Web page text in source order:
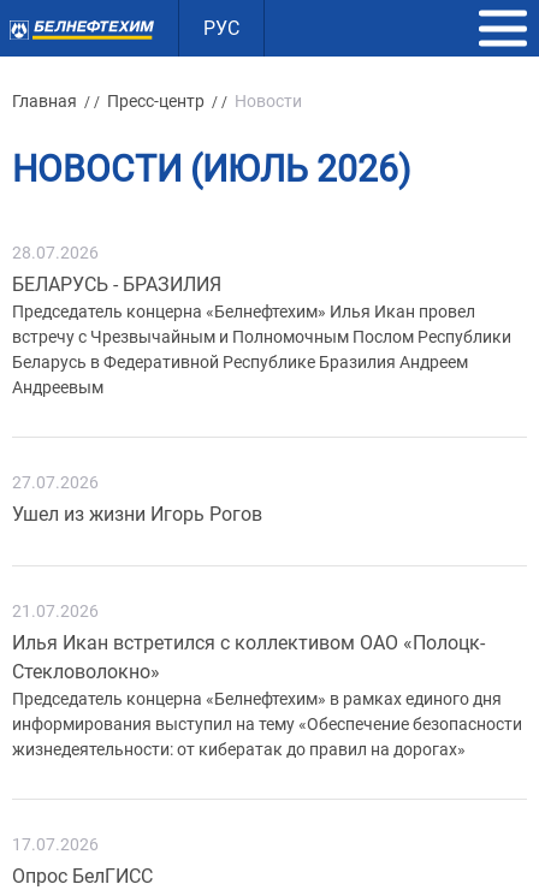
РУС
Главная / / Пресс-центр / / Новости
НОВОСТИ (ИЮЛЬ 2026)
28.07.2026
БЕЛАРУСЬ - БРАЗИЛИЯ
Председатель концерна «Белнефтехим» Илья Икан провел
встречу с Чрезвычайным и Полномочным Послом Республики
Беларусь в Федеративной Республике Бразилия Андреем
Андреевым
27.07.2026
Ушел из жизни Игорь Рогов
21.07.2026
Илья Икан встретился с коллективом ОАО «Полоцк-
Стекловолокно»
Председатель концерна «Белнефтехим» в рамках единого дня
информирования выступил на тему «Обеспечение безопасности
жизнедеятельности: от кибератак до правил на дорогах»
17.07.2026
Опрос БелГИСС